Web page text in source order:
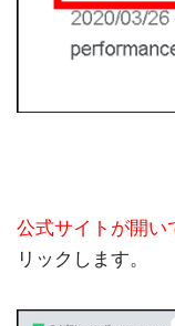
公式サイトが開い
リックします。